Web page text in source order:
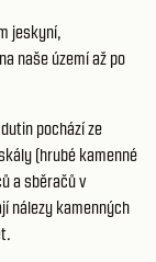
jeskyní,
naše území až po
pochází ze
(hrubé kamenné
a sběračů v
nálezy kamenných